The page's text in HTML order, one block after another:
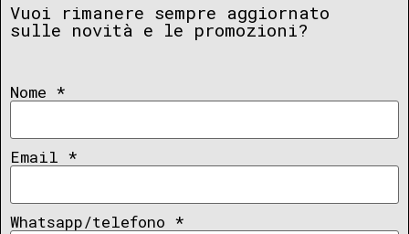
Vuoi rimanere sempre aggiornato
sulle novità e le promozioni?
Nome *
Email *
Whatsapp/telefono *